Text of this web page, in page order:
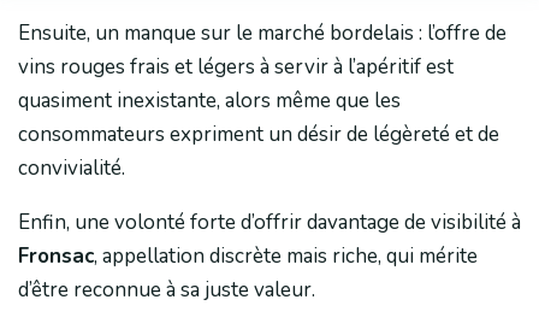
Ensuite, un manque sur le marché bordelais : l’offre de
vins rouges frais et légers à servir à l’apéritif est
quasiment inexistante, alors même que les
consommateurs expriment un désir de légèreté et de
convivialité.
Enfin, une volonté forte d’offrir davantage de visibilité à
Fronsac, appellation discrète mais riche, qui mérite
d’être reconnue à sa juste valeur.